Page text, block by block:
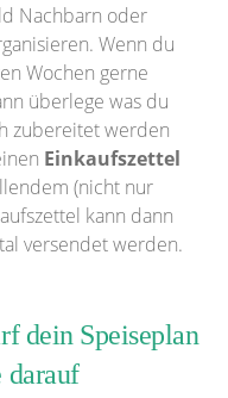
Nachbarn oder
Wenn du
Wochen gerne
überlege was du
zubereitet werden
Einkaufszettel
(nicht nur
kann dann
versendet werden.
dein Speiseplan
darauf